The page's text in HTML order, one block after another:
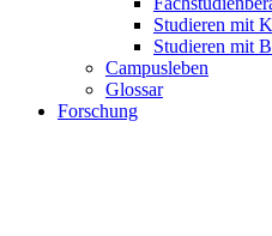
Studieren mit
Studieren mit
Campusleben
Glossar
Forschung